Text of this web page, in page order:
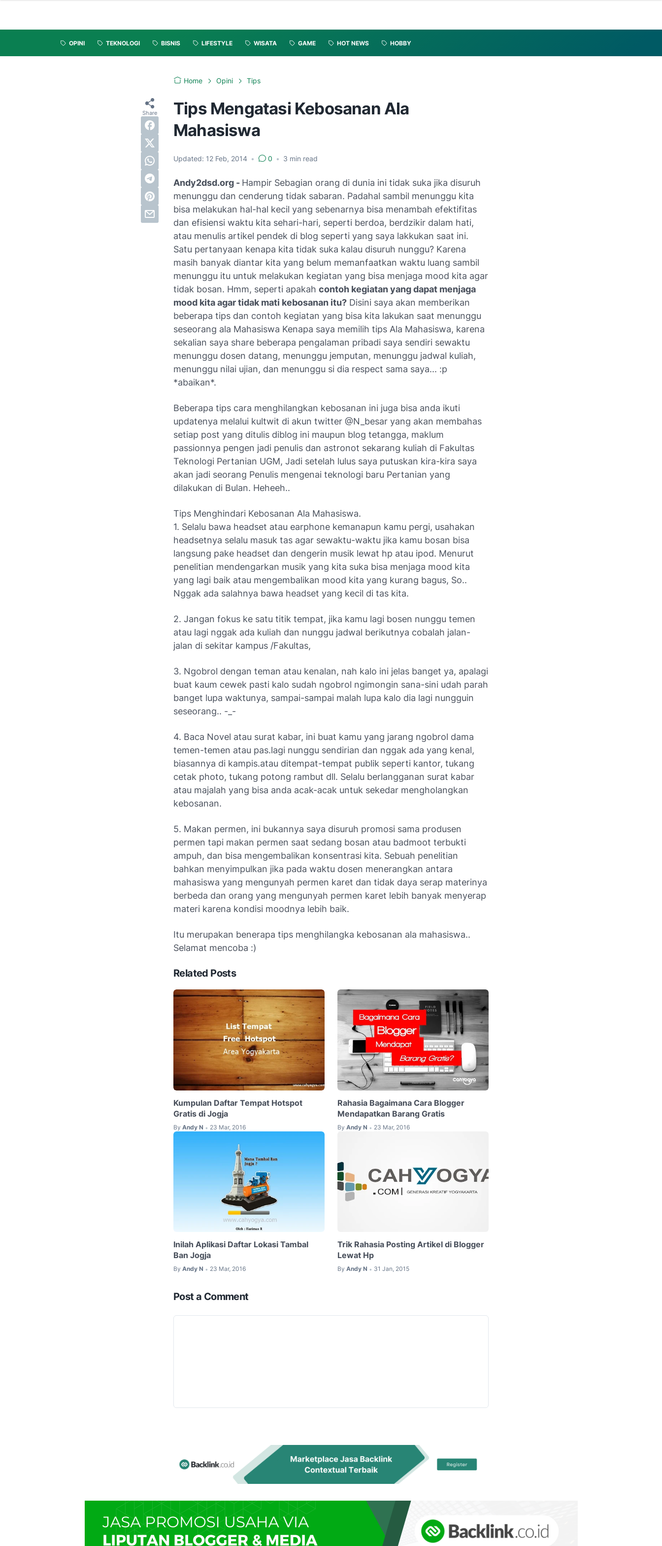
OPINI TEKNOLOGI BISNIS LIFESTYLE WISATA GAME HOT NEWS HOBBY
Home Opini Tips
Tips Mengatasi Kebosanan Ala
Mahasiswa
Updated: 12 Feb, 2014 • 0 • 3 min read
Andy2dsd.org - Hampir Sebagian orang di dunia ini tidak suka jika disuruh
menunggu dan cenderung tidak sabaran. Padahal sambil menunggu kita
bisa melakukan hal-hal kecil yang sebenarnya bisa menambah efektifitas
dan efisiensi waktu kita sehari-hari, seperti berdoa, berdzikir dalam hati,
atau menulis artikel pendek di blog seperti yang saya lakkukan saat ini.
Satu pertanyaan kenapa kita tidak suka kalau disuruh nunggu? Karena
masih banyak diantar kita yang belum memanfaatkan waktu luang sambil
menunggu itu untuk melakukan kegiatan yang bisa menjaga mood kita agar
tidak bosan. Hmm, seperti apakah contoh kegiatan yang dapat menjaga
mood kita agar tidak mati kebosanan itu? Disini saya akan memberikan
beberapa tips dan contoh kegiatan yang bisa kita lakukan saat menunggu
seseorang ala Mahasiswa Kenapa saya memilih tips Ala Mahasiswa, karena
sekalian saya share beberapa pengalaman pribadi saya sendiri sewaktu
menunggu dosen datang, menunggu jemputan, menunggu jadwal kuliah,
menunggu nilai ujian, dan menunggu si dia respect sama saya... :p
*abaikan*.
Beberapa tips cara menghilangkan kebosanan ini juga bisa anda ikuti
updatenya melalui kultwit di akun twitter @N_besar yang akan membahas
setiap post yang ditulis diblog ini maupun blog tetangga, maklum
passionnya pengen jadi penulis dan astronot sekarang kuliah di Fakultas
Teknologi Pertanian UGM, Jadi setelah lulus saya putuskan kira-kira saya
akan jadi seorang Penulis mengenai teknologi baru Pertanian yang
dilakukan di Bulan. Heheeh..
Tips Menghindari Kebosanan Ala Mahasiswa.
1. Selalu bawa headset atau earphone kemanapun kamu pergi, usahakan
headsetnya selalu masuk tas agar sewaktu-waktu jika kamu bosan bisa
langsung pake headset dan dengerin musik lewat hp atau ipod. Menurut
penelitian mendengarkan musik yang kita suka bisa menjaga mood kita
yang lagi baik atau mengembalikan mood kita yang kurang bagus, So..
Nggak ada salahnya bawa headset yang kecil di tas kita.
2. Jangan fokus ke satu titik tempat, jika kamu lagi bosen nunggu temen
atau lagi nggak ada kuliah dan nunggu jadwal berikutnya cobalah jalan-
jalan di sekitar kampus /Fakultas,
3. Ngobrol dengan teman atau kenalan, nah kalo ini jelas banget ya, apalagi
buat kaum cewek pasti kalo sudah ngobrol ngimongin sana-sini udah parah
banget lupa waktunya, sampai-sampai malah lupa kalo dia lagi nungguin
seseorang.. -_-
4. Baca Novel atau surat kabar, ini buat kamu yang jarang ngobrol dama
temen-temen atau pas.lagi nunggu sendirian dan nggak ada yang kenal,
biasannya di kampis.atau ditempat-tempat publik seperti kantor, tukang
cetak photo, tukang potong rambut dll. Selalu berlangganan surat kabar
atau majalah yang bisa anda acak-acak untuk sekedar mengholangkan
kebosanan.
5. Makan permen, ini bukannya saya disuruh promosi sama produsen
permen tapi makan permen saat sedang bosan atau badmoot terbukti
ampuh, dan bisa mengembalikan konsentrasi kita. Sebuah penelitian
bahkan menyimpulkan jika pada waktu dosen menerangkan antara
mahasiswa yang mengunyah permen karet dan tidak daya serap materinya
berbeda dan orang yang mengunyah permen karet lebih banyak menyerap
materi karena kondisi moodnya lebih baik.
Itu merupakan benerapa tips menghilangka kebosanan ala mahasiswa..
Selamat mencoba :)
Related Posts
Kumpulan Daftar Tempat Hotspot
Gratis di Jogja
By Andy N • 23 Mar, 2016
Rahasia Bagaimana Cara Blogger
Mendapatkan Barang Gratis
By Andy N • 23 Mar, 2016
Inilah Aplikasi Daftar Lokasi Tambal
Ban Jogja
By Andy N • 23 Mar, 2016
Trik Rahasia Posting Artikel di Blogger
Lewat Hp
By Andy N • 31 Jan, 2015
Post a Comment